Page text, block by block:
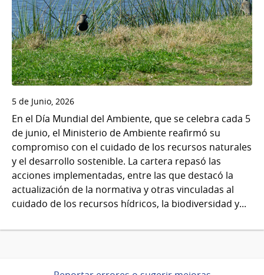
5 de Junio, 2026
En el Día Mundial del Ambiente, que se celebra cada 5
de junio, el Ministerio de Ambiente reafirmó su
compromiso con el cuidado de los recursos naturales
y el desarrollo sostenible. La cartera repasó las
acciones implementadas, entre las que destacó la
actualización de la normativa y otras vinculadas al
cuidado de los recursos hídricos, la biodiversidad y...